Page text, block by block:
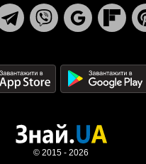
© 2015 - 2026